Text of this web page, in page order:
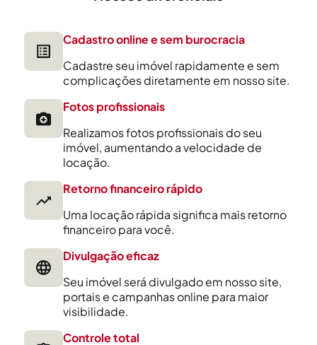
Cadastro online e sem burocracia
Cadastre seu imóvel rapidamente e sem
complicações diretamente em nosso site.
Fotos profissionais
Realizamos fotos profissionais do seu
imóvel, aumentando a velocidade de
locação.
Retorno financeiro rápido
Uma locação rápida significa mais retorno
financeiro para você.
Divulgação eficaz
Seu imóvel será divulgado em nosso site,
portais e campanhas online para maior
visibilidade.
Controle total